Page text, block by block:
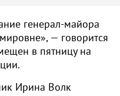
генерал-майора
— говорится
в пятницу на
Ирина Волк